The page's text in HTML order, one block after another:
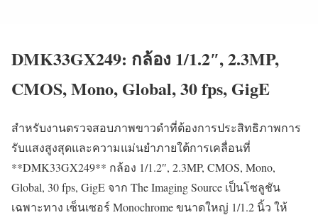
DMK33GX249: กล้อง 1/1.2″, 2.3MP,
CMOS, Mono, Global, 30 fps, GigE
สำหรับงานตรวจสอบภาพขาวดำที่ต้องการประสิทธิภาพการ
รับแสงสูงสุดและความแม่นยำภายใต้การเคลื่อนที่
**DMK33GX249** กล้อง 1/1.2″, 2.3MP, CMOS, Mono,
Global, 30 fps, GigE จาก The Imaging Source เป็นโซลูชัน
เฉพาะทาง เซ็นเซอร์ Monochrome ขนาดใหญ่ 1/1.2 นิ้ว ให้